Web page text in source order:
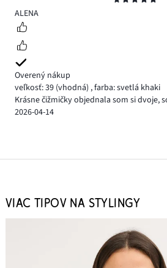
5
ALENA
Overený nákup
veľkosť: 39 (vhodná) ,farba: svetlá khaki
Krásne čižmičky objednala som si dvoje,
2026-04-14
VIAC TIPOV NA STYLINGY